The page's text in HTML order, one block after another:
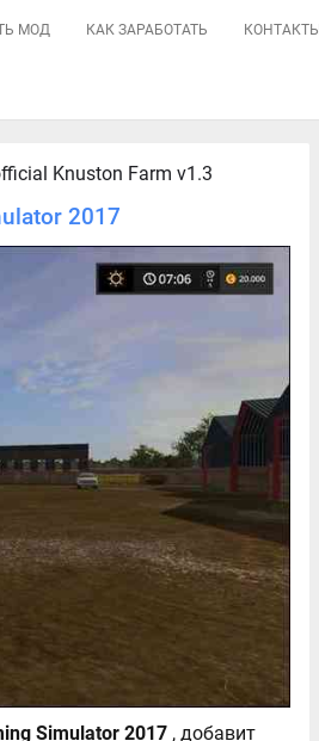
МОД КАК ЗАРАБОТАТЬ КОНТАКТЫ
Knuston Farm v1.3
2017
Unofficial Knuston Farm v1.3 для Farming Simulator 2017 , добавит